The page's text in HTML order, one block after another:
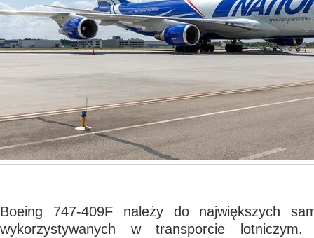
Boeing 747-409F należy do największych
wykorzystywanych w transporcie